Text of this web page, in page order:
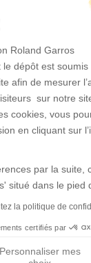
Roland Garros
dépôt est soumis
afin de mesurer
sur notre
cookies, vous
en cliquant sur
par la suite,
situé dans le pied
la politique de
certifiés par
Personnaliser mes
des données